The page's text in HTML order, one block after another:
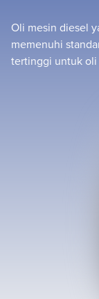
Oli mesin diesel
memenuhi
tertinggi untuk oli